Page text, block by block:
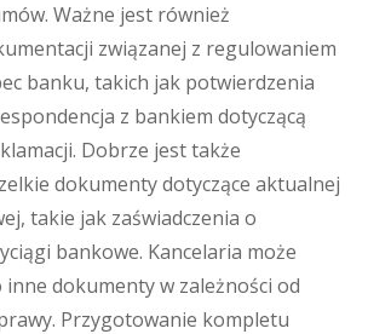
Ważne jest również
związanej z regulowaniem
banku, takich jak potwierdzenia
z bankiem dotyczącą
Dobrze jest także
dokumenty dotyczące aktualnej
takie jak zaświadczenia o
bankowe. Kancelaria może
dokumenty w zależności od
Przygotowanie kompletu